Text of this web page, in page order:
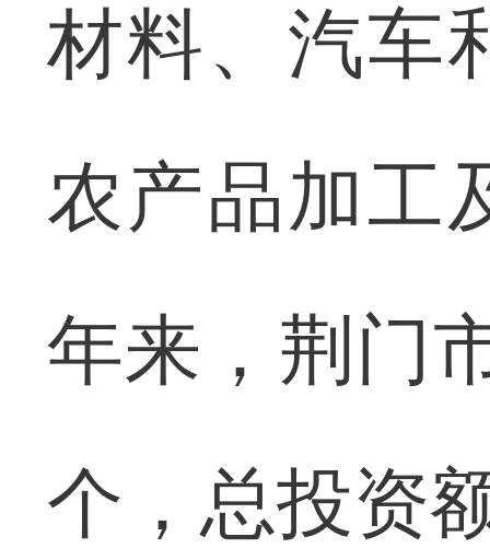
材料、汽车
农产品加工
年来，荆门
个，总投资